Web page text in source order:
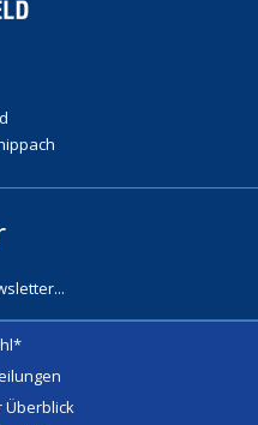
Überblick